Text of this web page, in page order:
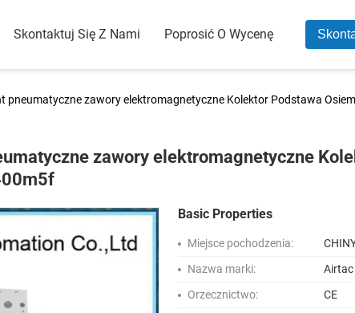
Skontaktuj Się Z Nami Poprosić O Wycenę
pneumatyczne zawory elektromagnetyczne Kolektor Podstawa
zawory elektromagnetyczne
Basic Properties
Miejsce pochodzenia:
Nazwa marki:
Airtac
Orzecznictwo:
CE